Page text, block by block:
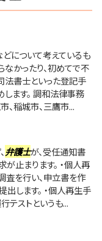
について考えているも
かったり、初めてで不
法書士といった登記手
ます。 調和法律事務
、稲城市、三鷹市...
弁護士が、受任通知書
止まります。 ・個人再
査を行い、申立書を作
出します。 ・個人再生手
テストというも...